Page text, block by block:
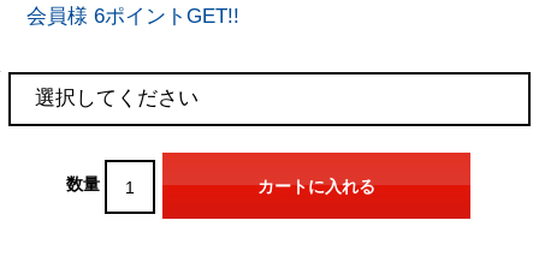
会員様 6ポイントGET!!
数量